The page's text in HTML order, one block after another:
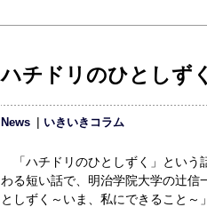
ハチドリのひとしず
News いきいきコラム
「ハチドリのひとしずく」とい
わる短い話で、明治学院大学の辻信
としずく～いま、私にできること